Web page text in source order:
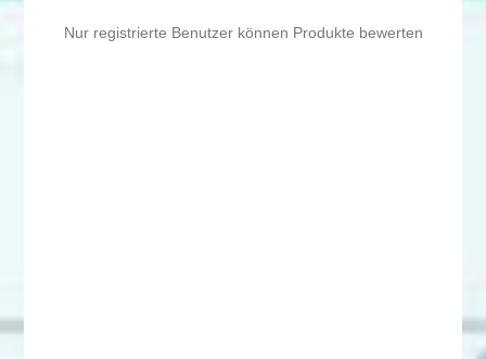
Nur registrierte Benutzer können Produkte bewerten